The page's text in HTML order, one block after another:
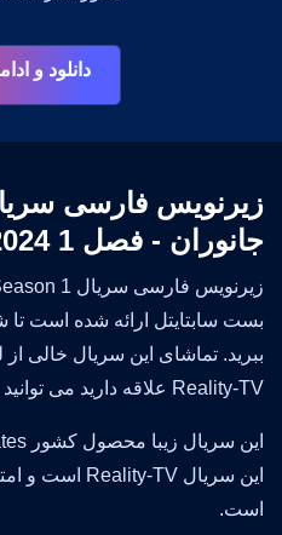
دانلود و
زیرنویس فارسی
جانوران - فصل 1 2024
بست سابتایتل ارائه شده است
ببرید. تماشای این سریال خالی
Reality-TV علاقه دارید می توانید با دیدن آن سرگرم شوند.
است.